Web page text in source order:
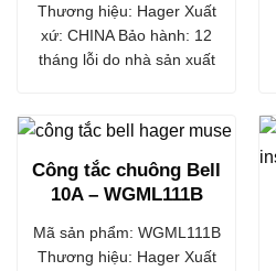
Thương hiệu: Hager Xuất
xứ: CHINA Bảo hành: 12
tháng lỗi do nhà sản xuất
Công tắc chuông Bell
10A – WGML111B
Mã sản phẩm: WGML111B
Thương hiệu: Hager Xuất